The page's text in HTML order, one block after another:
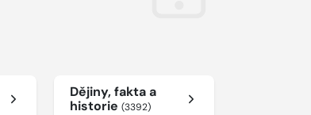
Dějiny, fakta a
historie (3392)